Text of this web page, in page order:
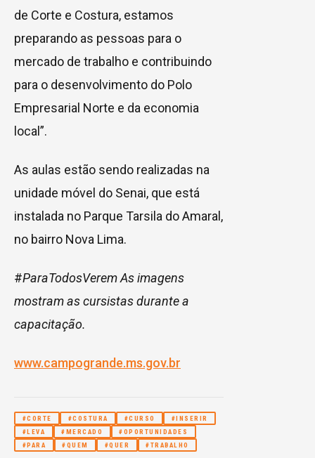
de Corte e Costura, estamos
preparando as pessoas para o
mercado de trabalho e contribuindo
para o desenvolvimento do Polo
Empresarial Norte e da economia
local”.
As aulas estão sendo realizadas na
unidade móvel do Senai, que está
instalada no Parque Tarsila do Amaral,
no bairro Nova Lima.
#ParaTodosVerem As imagens
mostram as cursistas durante a
capacitação.
www.campogrande.ms.gov.br
#CORTE #COSTURA #CURSO
#INSERIR
#LEVA
#MERCADO
#OPORTUNIDADES
#PARA
#QUEM #QUER #TRABALHO